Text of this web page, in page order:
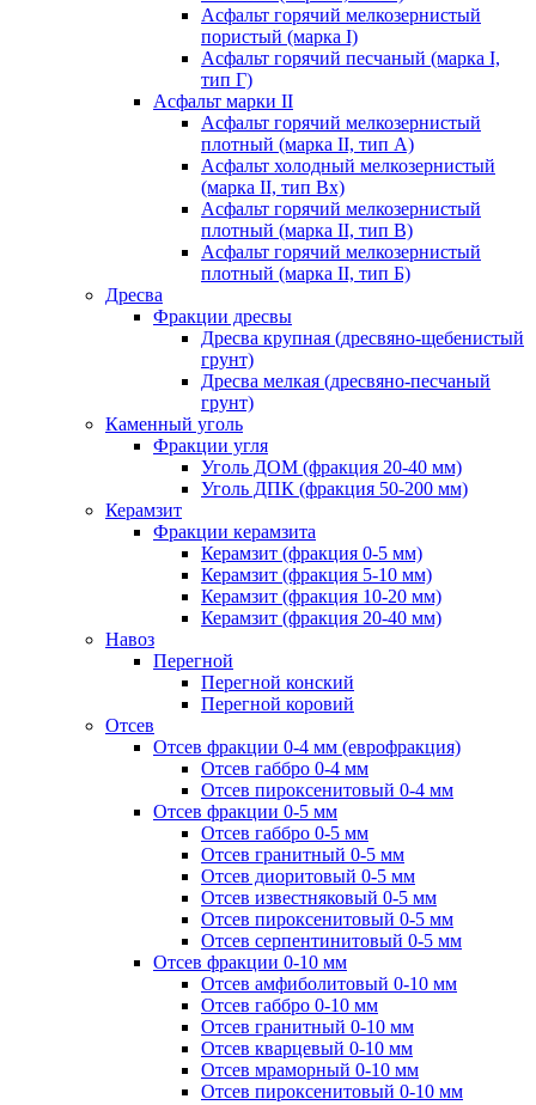
Асфальт горячий мелкозернистый
пористый (марка I)
Асфальт горячий песчаный (марка I,
тип Г)
Асфальт марки II
Асфальт горячий мелкозернистый
плотный (марка II, тип А)
Асфальт холодный мелкозернистый
(марка II, тип Вх)
Асфальт горячий мелкозернистый
плотный (марка II, тип В)
Асфальт горячий мелкозернистый
плотный (марка II, тип Б)
Дресва
Фракции дресвы
Дресва крупная (дресвяно-щебенистый
грунт)
Дресва мелкая (дресвяно-песчаный
грунт)
Каменный уголь
Фракции угля
Уголь ДОМ (фракция 20-40 мм)
Уголь ДПК (фракция 50-200 мм)
Керамзит
Фракции керамзита
Керамзит (фракция 0-5 мм)
Керамзит (фракция 5-10 мм)
Керамзит (фракция 10-20 мм)
Керамзит (фракция 20-40 мм)
Навоз
Перегной
Перегной конский
Перегной коровий
Отсев
Отсев фракции 0-4 мм (еврофракция)
Отсев габбро 0-4 мм
Отсев пироксенитовый 0-4 мм
Отсев фракции 0-5 мм
Отсев габбро 0-5 мм
Отсев гранитный 0-5 мм
Отсев диоритовый 0-5 мм
Отсев известняковый 0-5 мм
Отсев пироксенитовый 0-5 мм
Отсев серпентинитовый 0-5 мм
Отсев фракции 0-10 мм
Отсев амфиболитовый 0-10 мм
Отсев габбро 0-10 мм
Отсев гранитный 0-10 мм
Отсев кварцевый 0-10 мм
Отсев мраморный 0-10 мм
Отсев пироксенитовый 0-10 мм